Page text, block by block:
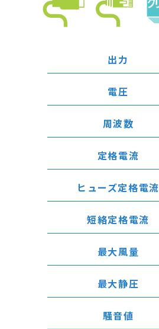
出力
電圧
周波数
定格電流
ヒューズ定格電流
短絡定格電流
最大風量
最大静圧
騒音値